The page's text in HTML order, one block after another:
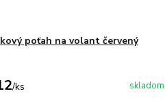
poťah na volant červený
/ks skladom